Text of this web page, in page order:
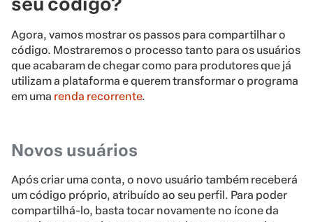
Agora, vamos mostrar os passos para compartilhar o
código. Mostraremos o processo tanto para os usuários
que acabaram de chegar como para produtores que já
utilizam a plataforma e querem transformar o programa
em uma renda recorrente.
Novos usuários
Após criar uma conta, o novo usuário também receberá
um código próprio, atribuído ao seu perfil. Para poder
compartilhá-lo, basta tocar novamente no ícone da